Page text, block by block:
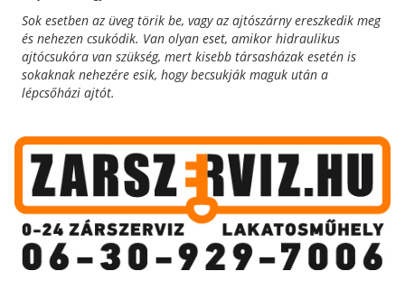
Sok esetben az üveg törik be, vagy az ajtószárny ereszkedik meg
és nehezen csukódik. Van olyan eset, amikor hidraulikus
ajtócsukóra van szükség, mert kisebb társasházak esetén is
sokaknak nehezére esik, hogy becsukják maguk után a
lépcsőházi ajtót.